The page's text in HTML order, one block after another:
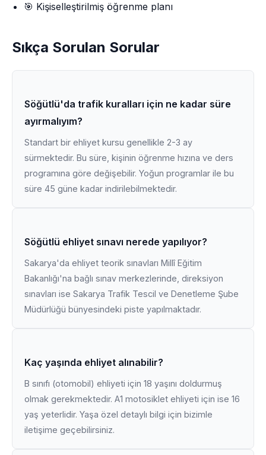
🎯 Kişiselleştirilmiş öğrenme planı
Sıkça Sorulan Sorular
Söğütlü'da trafik kuralları için ne kadar süre
ayırmalıyım?
Standart bir ehliyet kursu genellikle 2-3 ay
sürmektedir. Bu süre, kişinin öğrenme hızına ve ders
programına göre değişebilir. Yoğun programlar ile bu
süre 45 güne kadar indirilebilmektedir.
Söğütlü ehliyet sınavı nerede yapılıyor?
Sakarya'da ehliyet teorik sınavları Millî Eğitim
Bakanlığı'na bağlı sınav merkezlerinde, direksiyon
sınavları ise Sakarya Trafik Tescil ve Denetleme Şube
Müdürlüğü bünyesindeki piste yapılmaktadır.
Kaç yaşında ehliyet alınabilir?
B sınıfı (otomobil) ehliyeti için 18 yaşını doldurmuş
olmak gerekmektedir. A1 motosiklet ehliyeti için ise 16
yaş yeterlidir. Yaşa özel detaylı bilgi için bizimle
iletişime geçebilirsiniz.